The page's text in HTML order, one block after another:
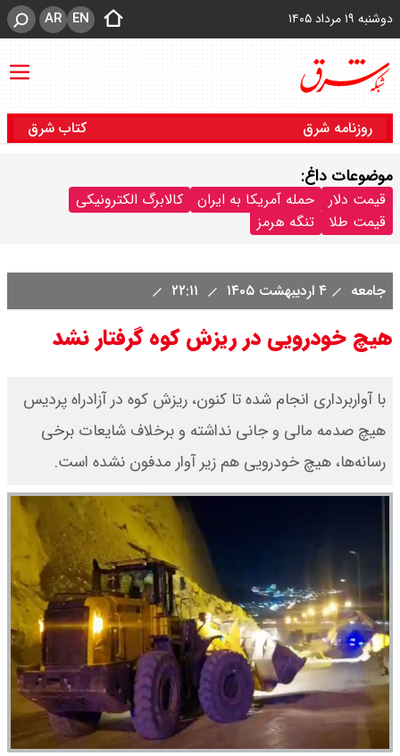
دوشنبه ۱۹ مرداد ۱۴۰۵ EN
AR
روزنامه شرق کتاب شرق
موضوعات داغ:
قیمت دلار حمله آمریکا به ایران
کالابرگ الکترونیکی
قیمت طلا
تنگه هرمز
جامعه ۴ اردیبهشت ۱۴۰۵
هیچ خودرویی در ریزش کوه گرفتار نشد
با آواربرداری انجام شده تا کنون، ریزش کوه در آزادراه پردیس
هیچ صدمه مالی و جانی نداشته و برخلاف شایعات برخی
رسانه‌ها، هیچ خودرویی هم زیر آوار مدفون نشده است.